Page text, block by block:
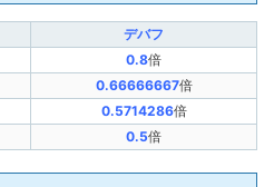
デバフ
0.8倍
0.66666667倍
0.5714286倍
0.5倍